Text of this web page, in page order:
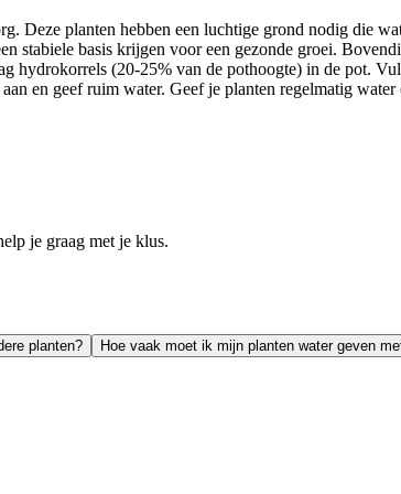
Deze planten hebben een luchtige grond nodig die
stabiele basis krijgen voor een gezonde groei.
(20-25% van de pothoogte) in de pot.
en geef ruim water. Geef je planten regelmatig
je graag met je klus.
planten? Hoe vaak moet ik mijn planten water geven